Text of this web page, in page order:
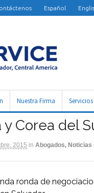
Español
Nuestra Firma
Corea del
2015 in Abogados, Noticias
ronda de